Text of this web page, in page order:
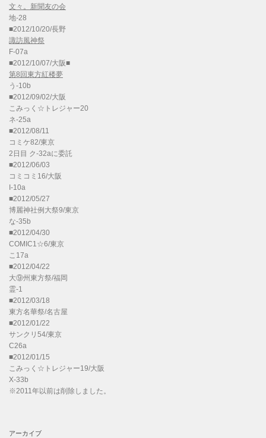
文々。新聞友の会
地-28
■2012/10/20/長野
諏訪風神祭
F-07a
■2012/10/07/大阪■
第8回東方紅楼夢
う-10b
■2012/09/02/大阪
こみっく☆トレジャー20
ネ-25a
■2012/08/11
コミケ82/東京
2日目 ク-32aに委託
■2012/06/03
コミコミ16/大阪
I-10a
■2012/05/27
博麗神社例大祭9/東京
な-35b
■2012/04/30
COMIC1☆6/東京
こ17a
■2012/04/22
大⑨州東方祭/福岡
霊-1
■2012/03/18
東方名華祭/名古屋
■2012/01/22
サンクリ54/東京
C26a
■2012/01/15
こみっく☆トレジャー19/大阪
X-33b
※2011年以前は削除しました。
アーカイブ